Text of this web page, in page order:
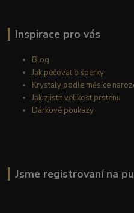
Inspirace pro vás
Blog
Jak pečovat o šperky
Krystaly podle měsíce
Jak zjistit velikost prstenu
Dárkové poukazy
Jsme registrovaní na